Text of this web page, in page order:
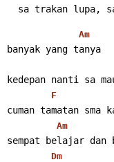
sa trakan lupa,
Am
banyak yang tanya
kedepan nanti sa
F
cuman tamatan
Am
sempat belajar dan
Dm